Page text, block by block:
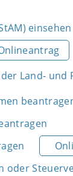
einsehen
Land-